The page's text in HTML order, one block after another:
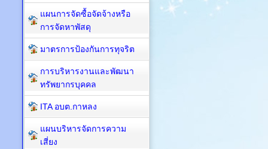
แผนการจัดซื้อจัดจ้างหรือ
การจัดหาพัสดุ
มาตรการป้องกันการทุจริต
การบริหารงานและพัฒนา
ทรัพยากรบุคคล
ITA อบต.กาหลง
แผนบริหารจัดการความ
เสี่ยง